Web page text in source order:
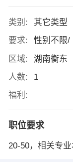
类别:
其它类型
要求:
性别不限/
区域:
湖南衡东
人数:
1
福利:
职位要求
20-50，相关专业